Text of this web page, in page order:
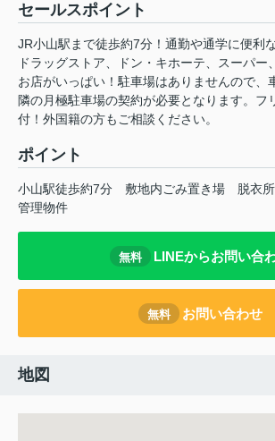
セールスポイント
JR小山駅まで徒歩約7分！通勤や通学に便利
ドラッグストア、ドン・キホーテ、スーパー
お店がいっぱい！駐車場はありませんので、
隣の月極駐車場の契約が必要となります。フ
付！外国籍の方もご相談ください。
ポイント
小山駅徒歩約7分 敷地内ごみ置き場 脱衣所
管理物件
無料 LINEからお問い合
無料 お問い合わせ
地図